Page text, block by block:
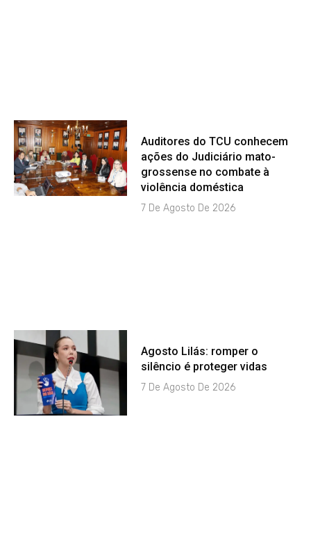
Auditores do TCU conhecem
ações do Judiciário mato-
grossense no combate à
violência doméstica
7 De Agosto De 2026
Agosto Lilás: romper o
silêncio é proteger vidas
7 De Agosto De 2026